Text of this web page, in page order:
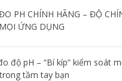
PH CHÍNH HÃNG – ĐỘ
ỨNG DỤNG
độ pH – “Bí kíp” kiểm soát
tầm tay bạn